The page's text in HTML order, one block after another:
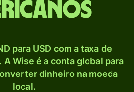
para USD com a taxa de
Wise é a conta global para
dinheiro na moeda
local.